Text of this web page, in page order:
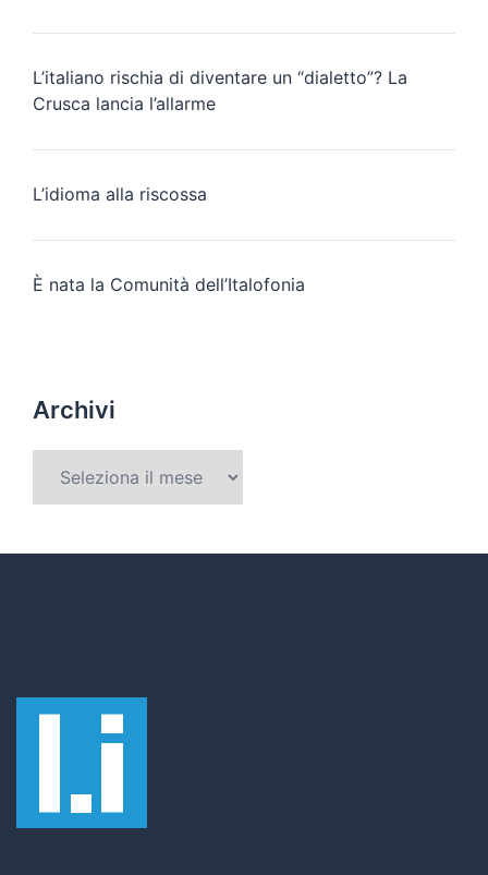
L’italiano rischia di diventare un “dialetto”? La
Crusca lancia l’allarme
L’idioma alla riscossa
È nata la Comunità dell’Italofonia
Archivi